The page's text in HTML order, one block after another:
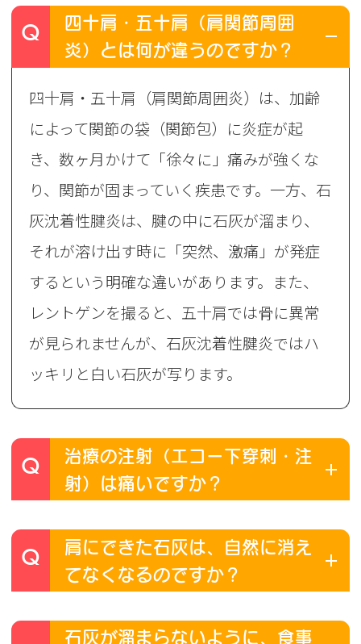
Q
四十肩・五十肩（肩関節周囲
炎）とは何が違うのですか？
A
四十肩・五十肩（肩関節周囲炎）は、加齢
によって関節の袋（関節包）に炎症が起
き、数ヶ月かけて「徐々に」痛みが強くな
り、関節が固まっていく疾患です。一方、石
灰沈着性腱炎は、腱の中に石灰が溜まり、
それが溶け出す時に「突然、激痛」が発症
するという明確な違いがあります。また、
レントゲンを撮ると、五十肩では骨に異常
が見られませんが、石灰沈着性腱炎ではハ
ッキリと白い石灰が写ります。
Q
治療の注射（エコー下穿刺・注
射）は痛いですか？‌
Q
肩にできた石灰は、自然に消え
てなくなるのですか？‌
石灰が溜まらないように、食事